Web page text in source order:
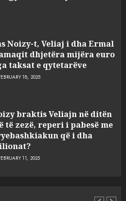
Noizy-t, Veliaj i dha Ermal
dhjetëra mijëra euro
taksat e qytetarëve
18, 2025
braktis Veliajn në ditën
të zezë, reperi i pabesë me
që i dha
11, 2025
“One Albania”,
u fsheh. A u vodhën
25, 2025